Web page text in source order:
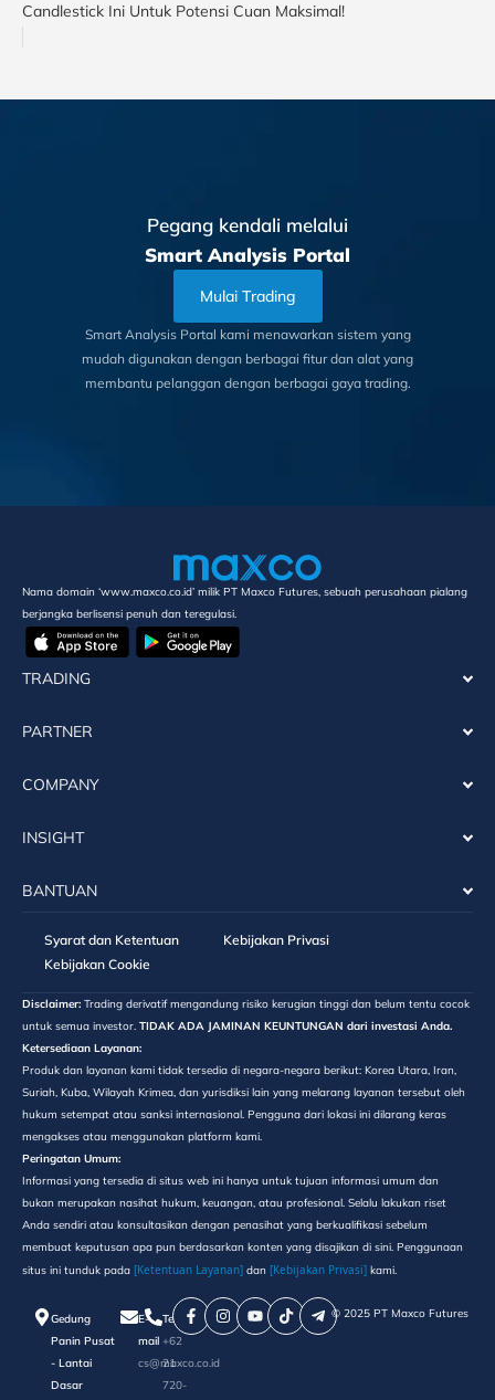
Candlestick Ini Untuk Potensi Cuan Maksimal!
Pegang kendali melalui
Smart Analysis Portal
Mulai Trading
Smart Analysis Portal kami menawarkan sistem yang
mudah digunakan dengan berbagai fitur dan alat yang
membantu pelanggan dengan berbagai gaya trading.
Nama domain ‘www.maxco.co.id’ milik PT Maxco Futures, sebuah perusahaan pialang
berjangka berlisensi penuh dan teregulasi.
TRADING
PARTNER
COMPANY
INSIGHT
BANTUAN
Syarat dan Ketentuan
Kebijakan Privasi
Kebijakan Cookie
Disclaimer: Trading derivatif mengandung risiko kerugian tinggi dan belum tentu cocok
untuk semua investor. TIDAK ADA JAMINAN KEUNTUNGAN dari investasi Anda.
Ketersediaan Layanan:
Produk dan layanan kami tidak tersedia di negara-negara berikut: Korea Utara, Iran,
Suriah, Kuba, Wilayah Krimea, dan yurisdiksi lain yang melarang layanan tersebut oleh
hukum setempat atau sanksi internasional. Pengguna dari lokasi ini dilarang keras
mengakses atau menggunakan platform kami.
Peringatan Umum:
Informasi yang tersedia di situs web ini hanya untuk tujuan informasi umum dan
bukan merupakan nasihat hukum, keuangan, atau profesional. Selalu lakukan riset
Anda sendiri atau konsultasikan dengan penasihat yang berkualifikasi sebelum
membuat keputusan apa pun berdasarkan konten yang disajikan di sini. Penggunaan
situs ini tunduk pada [Ketentuan Layanan] dan [Kebijakan Privasi] kami.
Gedung
Panin Pusat
- Lantai
Dasar
E-
mail
cs@maxco.co.id
Telepon
+62
21
720-
©️ 2025 PT Maxco Futures